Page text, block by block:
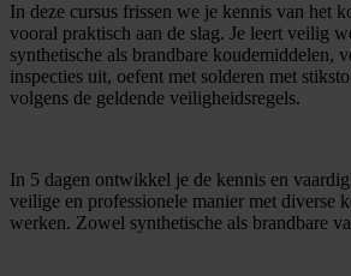
In deze cursus frissen we je kennis van het
vooral praktisch aan de slag. Je leert veilig
synthetische als brandbare koudemiddelen,
inspecties uit, oefent met solderen met
volgens de geldende veiligheidsregels.
In 5 dagen ontwikkel je de kennis en
veilige en professionele manier met diverse
werken. Zowel synthetische als brandbare